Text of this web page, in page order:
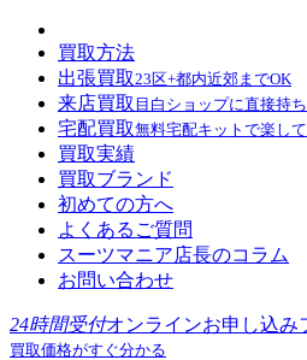
買取方法
出張買取23区+都内近郊までOK
来店買取 目白ショップに直接持
宅配買取無料宅配キットで楽し
買取実績
買取ブランド
初めての方へ
よくあるご質問
スーツマニア店長のコラム
お問い合わせ
24時間受付オンラインお申し込み
買取価格がすぐ分かる